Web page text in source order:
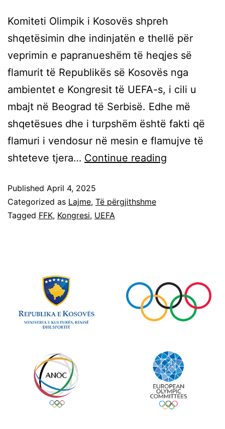
Komiteti Olimpik i Kosovës shpreh
shqetësimin dhe indinjatën e thellë për
veprimin e papranueshëm të heqjes së
flamurit të Republikës së Kosovës nga
ambientet e Kongresit të UEFA-s, i cili u
mbajt në Beograd të Serbisë. Edhe më
shqetësues dhe i turpshëm është fakti që
flamuri i vendosur në mesin e flamujve të
shteteve tjera… Continue reading
Published April 4, 2025
Categorized as Lajme, Të përgjithshme
Tagged FFK, Kongresi, UEFA